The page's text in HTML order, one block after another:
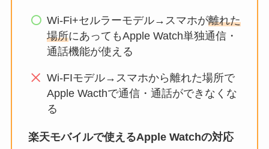
Wi-Fi+セルラーモデル→スマホが離れた
場所にあってもApple Watch単独通信・
通話機能が使える
Wi-FIモデル→スマホから離れた場所で
Apple Wacthで通信・通話ができなくな
る
楽天モバイルで使えるApple Watchの対応